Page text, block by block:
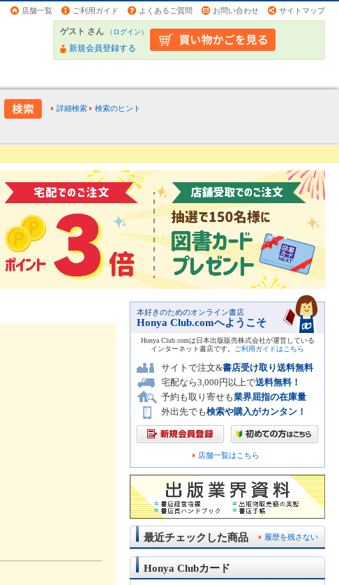
店舗一覧 ご利用ガイド よくあるご質問 お問い合わせ サイトマップ
ゲスト さん （ログイン）
新規会員登録する
詳細検索 検索のヒント
本好きのためのオンライン書店
Honya Club.comへようこそ
Honya Club.comは日本出版販売株式会社が運営している
インターネット書店です。
ご利用ガイドはこちら
サイトで注文&書店受け取り送料無料
宅配なら3,000円以上で送料無料！
予約も取り寄せも業界屈指の在庫量
外出先でも検索や購入がカンタン！
店舗一覧はこちら
履歴を残さない
最近チェックした商品
Honya Clubカード